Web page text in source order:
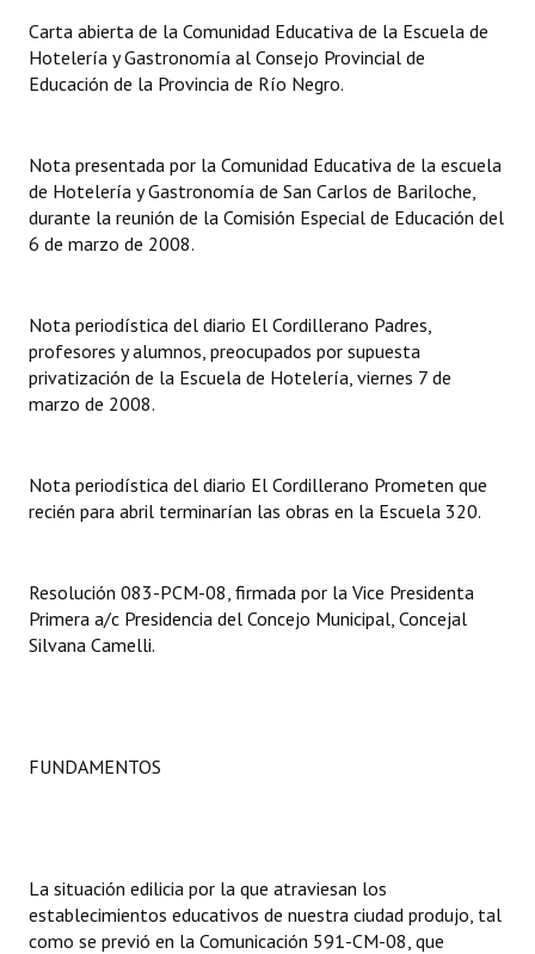
Informes de Unidad Coordinadora
Ejecución Presupuestaria
NORMATIVA
Comunicaciones
Resoluciones
Resoluciones de Presidencia
Antiguos Pobladores
Noticias Destacadas
Datos Históricos
Mujeres que Dejaron Huellas - Registro
Banca del Vecino - Registro
Carta abierta de la Comunidad Educativa de la Escuela de
Hotelería y Gastronomía al Consejo Provincial de
Educación de la Provincia de Río Negro.
Nota presentada por la Comunidad Educativa de la escuela
de Hotelería y Gastronomía de San Carlos de Bariloche,
durante la reunión de la Comisión Especial de Educación del
6 de marzo de 2008.
Nota periodística del diario El Cordillerano Padres,
profesores y alumnos, preocupados por supuesta
privatización de la Escuela de Hotelería, viernes 7 de
marzo de 2008.
Nota periodística del diario El Cordillerano Prometen que
recién para abril terminarían las obras en la Escuela 320.
Resolución 083-PCM-08, firmada por la Vice Presidenta
Primera a/c Presidencia del Concejo Municipal, Concejal
Silvana Camelli.
FUNDAMENTOS
La situación edilicia por la que atraviesan los
establecimientos educativos de nuestra ciudad produjo, tal
como se previó en la Comunicación 591-CM-08, que